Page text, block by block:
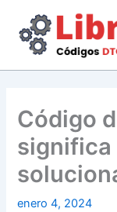
contenido
Código
significa
enero 4, 2024